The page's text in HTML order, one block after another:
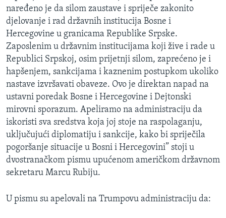
naređeno je da silom zaustave i spriječe zakonito
djelovanje i rad državnih institucija Bosne i
Hercegovine u granicama Republike Srpske.
Zaposlenim u državnim institucijama koji žive i rade u
Republici Srpskoj, osim prijetnji silom, zaprećeno je i
hapšenjem, sankcijama i kaznenim postupkom ukoliko
nastave izvršavati obaveze. Ovo je direktan napad na
ustavni poredak Bosne i Hercegovine i Dejtonski
mirovni sporazum. Apeliramo na administraciju da
iskoristi sva sredstva koja joj stoje na raspolaganju,
uključujući diplomatiju i sankcije, kako bi spriječila
pogoršanje situacije u Bosni i Hercegovini” stoji u
dvostranačkom pismu upućenom američkom državnom
sekretaru Marcu Rubiju.
U pismu su apelovali na Trumpovu administraciju da: